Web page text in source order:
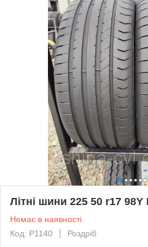
Літні шини 225 50 r17
Немає в наявності
Код: P1140
Роздріб